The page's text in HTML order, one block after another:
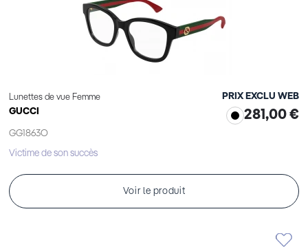
Lunettes de vue Femme
GUCCI
GG1863O
PRIX EXCLU WEB
281,00 €
Victime de son succès
Voir le produit